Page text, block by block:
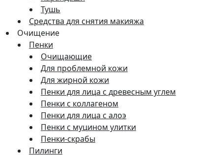
Тушь
Средства для снятия макияжа
Очищение
Пенки
Очищающие
Для проблемной кожи
Для жирной кожи
Пенки для лица с древесным углем
Пенки с коллагеном
Пенки для лица с алоэ
Пенки с муцином улитки
Пенки-скрабы
Пилинги